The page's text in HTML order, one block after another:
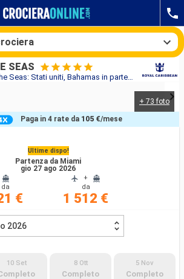
Crociera Freedom of the Seas: Stati uniti, Bahamas in partenza da Miami
SEAS
+ 73 foto
Ultime dispo!
Partenza da Miami
gio 27 ago 2026
da
€
+
da
1 512 €
Paga in 4 rate da105 €/mese
2026
10 Set 8 Ott
Completo
5 Nov
Completo
Compagnie
Ricerca